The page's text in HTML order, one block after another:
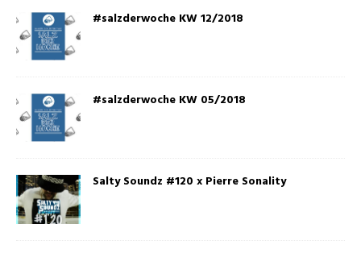
#salzderwoche KW 12/2018
#salzderwoche KW 05/2018
Salty Soundz #120 x Pierre Sonality